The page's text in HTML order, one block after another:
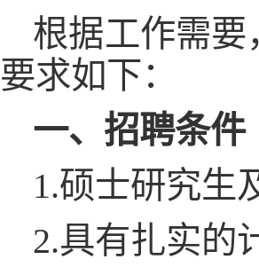
根据工作需
要求如下：
一、招聘条件
1.硕士研究生
2.具有扎实的